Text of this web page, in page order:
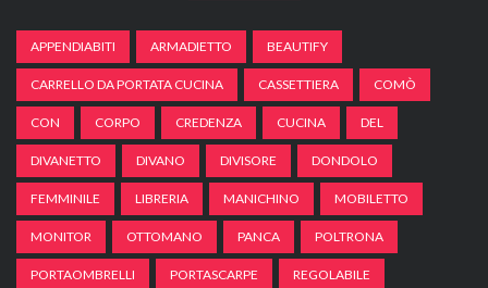
APPENDIABITI ARMADIETTO BEAUTIFY
CARRELLO DA PORTATA CUCINA CASSETTIERA COMÒ
CON CORPO CREDENZA CUCINA DEL
DIVANETTO DIVANO DIVISORE DONDOLO
FEMMINILE LIBRERIA MANICHINO MOBILETTO
MONITOR OTTOMANO PANCA POLTRONA
PORTAOMBRELLI PORTASCARPE REGOLABILE